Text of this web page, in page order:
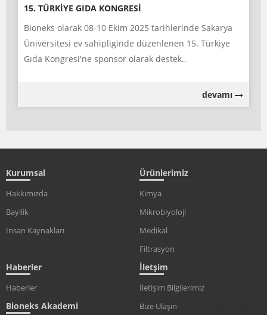
15. TÜRKİYE GIDA KONGRESİ
Bioneks olarak 08-10 Ekim 2025 tarihlerinde Sakarya
Üniversitesi ev sahipliginde düzenlenen 15. Türkiye
Gıda Kongresi'ne sponsor olarak destek..
devamı
Kurumsal
Hakkımızda
Bayilik
İnsan Kaynakları
Ürünlerimiz
Kimya
Mikrobiyoloji
Medikal
Filtrasyon
Haberler
Haberler
Bioneks Akademi
İletşim
İletişim Bilgilerimiz
Bize Ulaşın